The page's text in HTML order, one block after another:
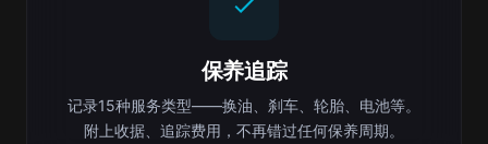
保养追踪
记录15种服务类型——换油、刹车、轮胎、电池等。
附上收据、追踪费用，不再错过任何保养周期。